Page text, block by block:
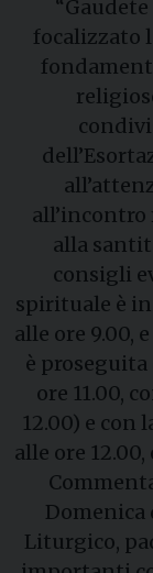
focalizzato
alla
consigli
spirituale è
alle ore 9.00,
è proseguita
ore 11.00,
12.00) e con
alle ore
Domenica
Liturgico,